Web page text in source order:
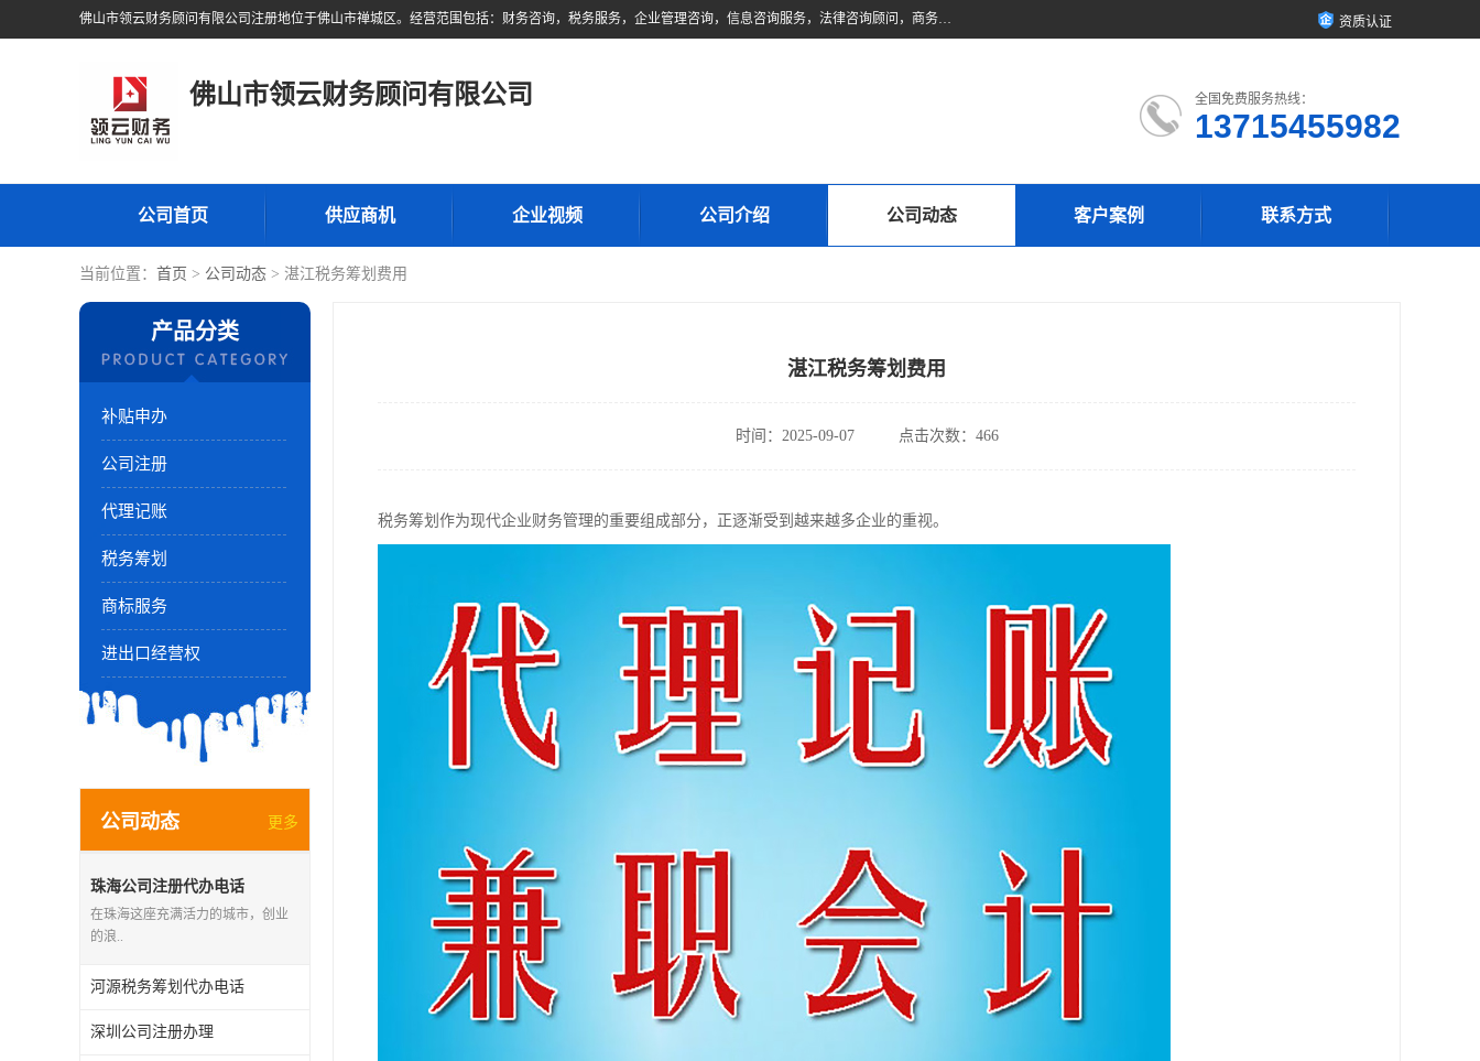
佛山市领云财务顾问有限公司注册地位于佛山市禅城区。经营范围包括：财务咨询，税务服务，企业管理咨询，信息咨询服务，法律咨询顾问，商务代理代办等服务；主要项目有：代理记账，旧账账务处理，疑难账务处理，建账审账；纳税申报，网上申请发票，企业税务分析、审查与评估；注册个体工商户，注册公司，公司注销；企业名称、地址、法人、股东、经营范围、营业期限等资料变更；商标注册、商标转让。财税审计、税务咨询、公司年审。 资质认证
佛山市领云财务顾问有限公司 全国免费服务热线：
13715455982
公司首页 供应商机 企业视频 公司介绍 公司动态 客户案例 联系方式
当前位置： 首页 > 公司动态 > 湛江税务筹划费用
产品分类
补贴申办
公司注册
代理记账
税务筹划
商标服务
进出口经营权
公司动态 更多
珠海公司注册代办电话
在珠海这座充满活力的城市，创业
的浪..
河源税务筹划代办电话
深圳公司注册办理
湛江税务筹划费用
时间：2025-09-07 点击次数：466
税务筹划作为现代企业财务管理的重要组成部分，正逐渐受到越来越多企业的重视。